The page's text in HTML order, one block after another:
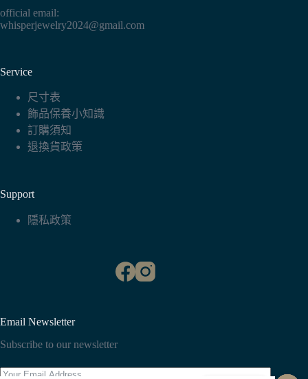
official email:
whisperjewelry2024@gmail.com
Service
尺寸表
飾品保養小知識
訂購須知
退換貨政策
Support
隱私政策
Email Newsletter
Subscribe to our newsletter